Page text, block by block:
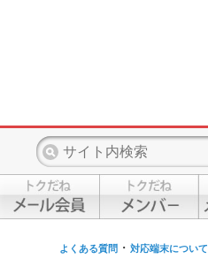
よくある質問 ・ 対応端末について